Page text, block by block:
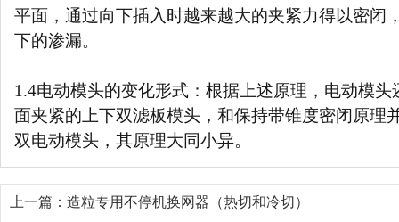
平面，通过向下插入时越来越大的夹紧力得以密闭
下的渗漏。
1.4电动模头的变化形式：根据上述原理，电动模
面夹紧的上下双滤板模头，和保持带锥度密闭原理
双电动模头，其原理大同小异。
上一篇： 造粒专用不停机换网器（热切和冷切）